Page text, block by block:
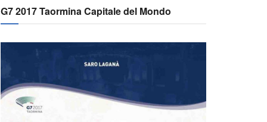
G7 2017 Taormina Capitale del Mondo